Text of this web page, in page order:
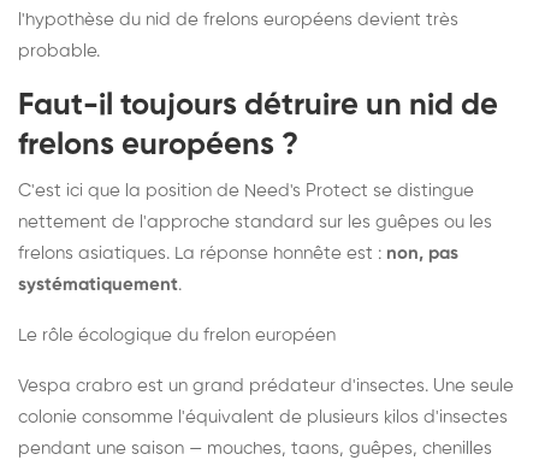
l'hypothèse du nid de frelons européens devient très
probable.
Faut-il toujours détruire un nid de
frelons européens ?
C'est ici que la position de Need's Protect se distingue
nettement de l'approche standard sur les guêpes ou les
frelons asiatiques. La réponse honnête est : non, pas
systématiquement.
Le rôle écologique du frelon européen
Vespa crabro est un grand prédateur d'insectes. Une seule
colonie consomme l'équivalent de plusieurs kilos d'insectes
pendant une saison — mouches, taons, guêpes, chenilles